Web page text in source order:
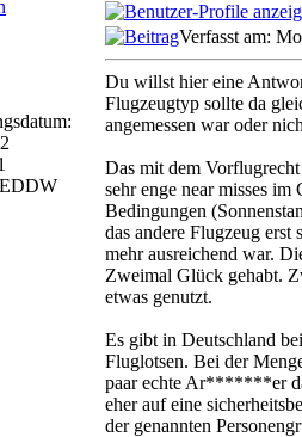
Verfasst am:
Du willst hier eine
Flugzeugtyp sollte da
angemessen war oder
Das mit dem
sehr enge near misses
Bedingungen
das andere Flugzeug
mehr ausreichend war.
Zweimal Glück gehabt.
etwas genutzt.
Es gibt in Deutschland
Fluglotsen. Bei der
paar echte Ar*******er
eher auf eine
der genannten